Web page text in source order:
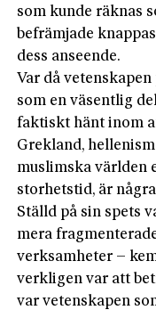
som kunde räknas
befrämjade
dess anseende.
Var då
som en väsentlig
faktiskt hänt inom
Grekland,
muslimska världen
storhetstid, är
Ställd på sin spets
mera
verksamheter –
verkligen var att
var vetenskapen